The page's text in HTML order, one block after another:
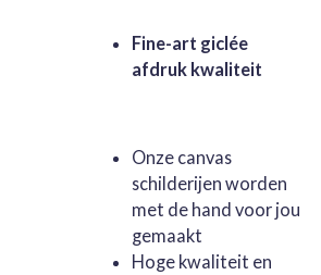
Fine-art giclée
afdruk kwaliteit
Onze canvas
schilderijen worden
met de hand voor jou
gemaakt
Hoge kwaliteit en